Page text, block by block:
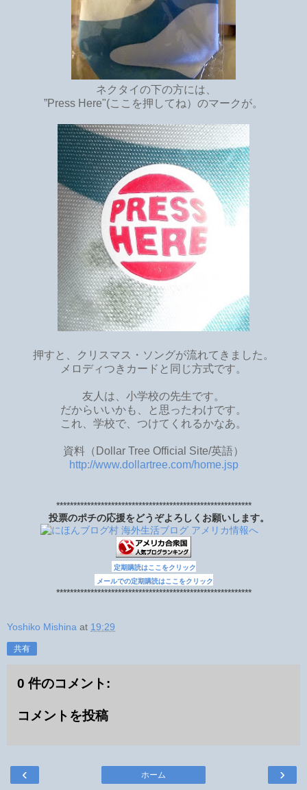
ネクタイの下の方には、
”Press Here"(ここを押してね）のマークが。
押すと、クリスマス・ソングが流れてきました。
メロディつきカードと同じ方式です。
友人は、小学校の先生です。
だからいいかも、と思ったわけです。
これ、学校で、つけてくれるかなあ。
資料（Dollar Tree Official Site/英語）
http://www.dollartree.com/home.jsp
*********************************************************
投票のポチの応援をどうぞよろしくお願いします。
定期購読はここをクリック
メールでの定期購読はここをクリック
*********************************************************
Yoshiko Mishina at 19:29
共有
0 件のコメント:
コメントを投稿
‹ ›
ホーム